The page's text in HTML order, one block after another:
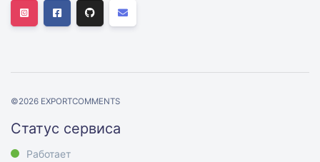
©2026 EXPORTCOMMENTS
Статус сервиса
Работает